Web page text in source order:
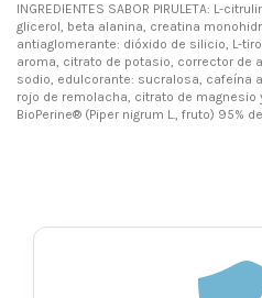
INGREDIENTES SABOR PIRULETA: L-
glicerol, beta alanina, creatina
antiaglomerante: dióxido de silicio, L-
aroma, citrato de potasio, corrector de
sodio, edulcorante: sucralosa, cafeína
rojo de remolacha, citrato de magnesio
BioPerine® (Piper nigrum L., fruto) 95%